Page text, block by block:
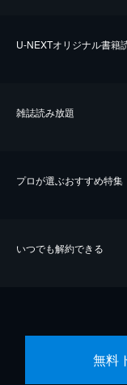
U-NEXTオリジナル書籍
雑誌読み放題
プロが選ぶおすすめ特集
いつでも解約できる
無料